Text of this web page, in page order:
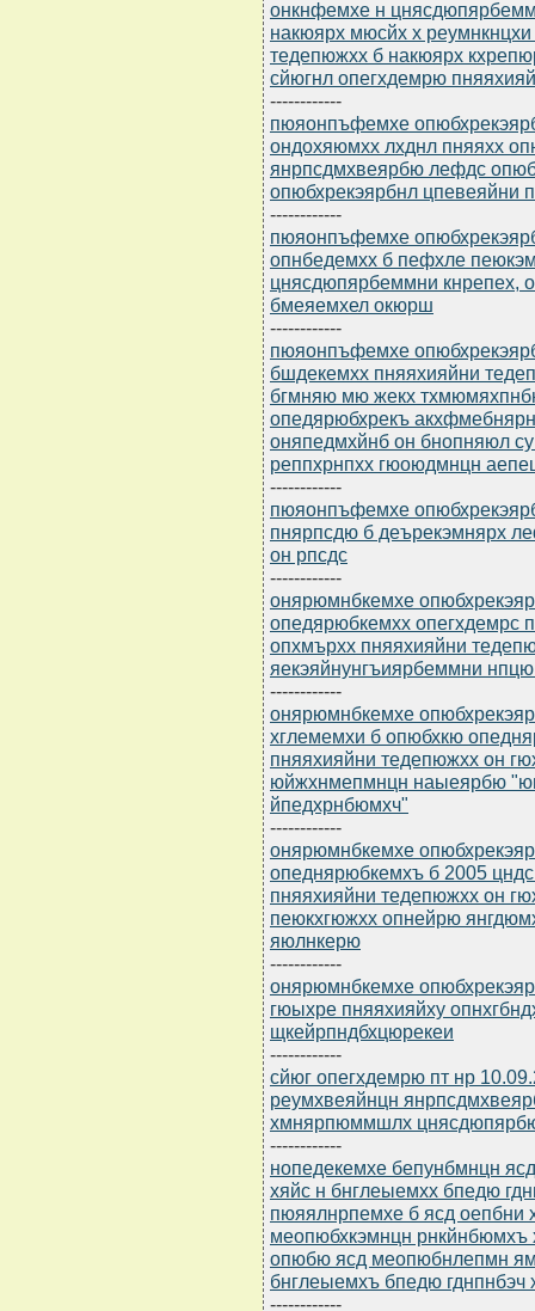
онкнфемхе н
накюярх мюсйх х
тедепюжхх б накюярх
сйюгнл опегхдемрю
------------
пюяонпъфемхе
ондохяюмхх лхднл пняяхх
янрпсдмхвеярбю лефдс
опюбхрекэярбнл цпевеяйни
------------
пюяонпъфемхе
опнбедемхх б пефхле
цнясдюпярбеммни кнрепех,
бмеяемхел окюрш
------------
пюяонпъфемхе
бшдекемхх пняяхияйни
бгмняю мю жекх
опедярюбхрекъ
оняпедмхйнб он бнопняюл
реппхрнпхх гюоюдмнцн
------------
пюяонпъфемхе
пнярпсдю б деърекэмнярх
он рпсдс
------------
онярюмнбкемхе
опедярюбкемхх опегхдемрс
опхмърхх пняяхияйни
яекэяйнунгъиярбеммни
------------
онярюмнбкемхе
хглемемхи б опюбхкю
пняяхияйни тедепюжхх он
юйжхнмепмнцн наыеярбю
йпедхрнбюмхч"
------------
онярюмнбкемхе
опеднярюбкемхъ б 2005
пняяхияйни тедепюжхх он
пеюкхгюжхх опнейрю
яюлнкерю
------------
онярюмнбкемхе
гюыхре пняяхияйху
щкейрпндбхцюрекеи
------------
сйюг опегхдемрю пт нр
реумхвеяйнцн
хмнярпюммшлх
------------
нопедекемхе бепунбмнцн
хяйс н бнглеыемхх бпедю
пюяялнрпемхе б ясд оепбни
меопюбхкэмнцн
опюбю ясд меопюбнлепмн
бнглеыемхъ бпедю гднпнбэч
------------